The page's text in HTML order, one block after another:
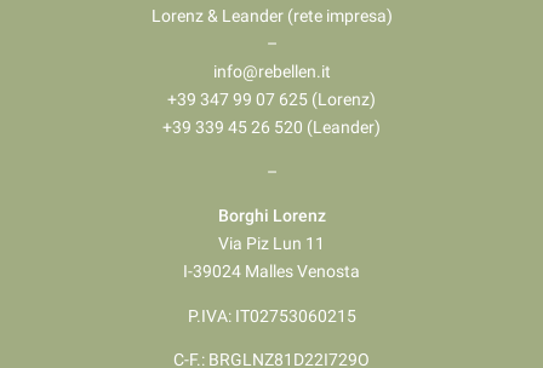
Lorenz & Leander (rete impresa)
–
info@rebellen.it
+39 347 99 07 625 (Lorenz)
+39 339 45 26 520 (Leander)
–
Borghi Lorenz
Via Piz Lun 11
I-39024 Malles Venosta
P.IVA: IT02753060215
C-F.: BRGLNZ81D22I729O